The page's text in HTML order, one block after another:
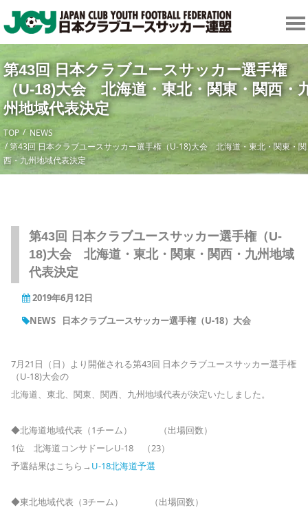
第43回 日本クラブユースサッカー選手権
（U-18)大会 北海道・東北・関東・関西・
州地域代表決定
TOP
NEWS
第43回 日本クラブユースサッカー選手権（U-18)大会 北海道・東北・関東・関
西・九州地域代表決定
第43回 日本クラブユースサッカー選手権（U-
18)大会 北海道・東北・関東・関西・九州地域
代表決定
2019年6月12日
NEWS
日本クラブユースサッカー選手権（U-18）大会
7月21日（日）より開催される第43回 日本クラブユースサッカー選手権
（U-18)大会の
北海道、東北、関東、関西、九州地域代表が決定いたしました。
◆北海道地域代表（1チーム） （出場回数）
1位 北海道コンサドーレU-18 （23）
予選結果はこちら→ U-18北海道予選
◆東北地域代表（3チーム） （出場回数）